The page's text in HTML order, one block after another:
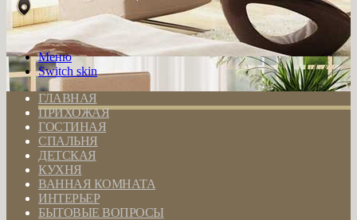
Меню
Switch skin
ГЛАВНАЯ
ПРИХОЖАЯ
ГОСТИНАЯ
СПАЛЬНЯ
ДЕТСКАЯ
КУХНЯ
ВАННАЯ КОМНАТА
ИНТЕРЬЕР
БЫТОВЫЕ ВОПРОСЫ